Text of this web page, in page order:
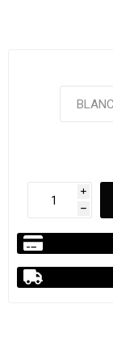
i
h